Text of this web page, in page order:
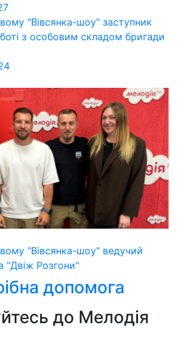
"Вівсянка-шоу" заступник
з особовим складом бригади
"Вівсянка-шоу" ведучий
"Двіж Розгони"
допомога
до Мелодія